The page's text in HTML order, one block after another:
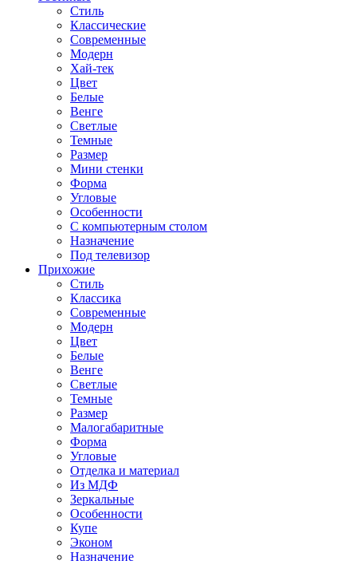
Стиль
Классические
Современные
Модерн
Хай-тек
Цвет
Белые
Венге
Светлые
Темные
Размер
Мини стенки
Форма
Угловые
Особенности
С компьютерным столом
Назначение
Под телевизор
Прихожие
Стиль
Классика
Современные
Модерн
Цвет
Белые
Венге
Светлые
Темные
Размер
Малогабаритные
Форма
Угловые
Отделка и материал
Из МДФ
Зеркальные
Особенности
Купе
Эконом
Назначение